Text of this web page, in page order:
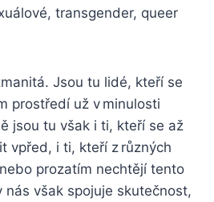
transgender, queer
Jsou tu lidé, kteří se
prostředí už v minulosti
jsou tu však i ti, kteří se až
vpřed, i ti, kteří z různých
prozatím nechtějí tento
nás však spojuje skutečnost,